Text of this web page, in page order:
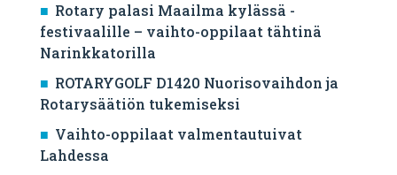
Rotary palasi Maailma kylässä -
festivaalille – vaihto-oppilaat tähtinä
Narinkkatorilla
ROTARYGOLF D1420 Nuorisovaihdon ja
Rotarysäätiön tukemiseksi
Vaihto-oppilaat valmentautuivat
Lahdessa